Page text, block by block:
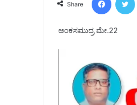
Share
ಅಂಕಸಮುದ್ರ ಮೇ.22